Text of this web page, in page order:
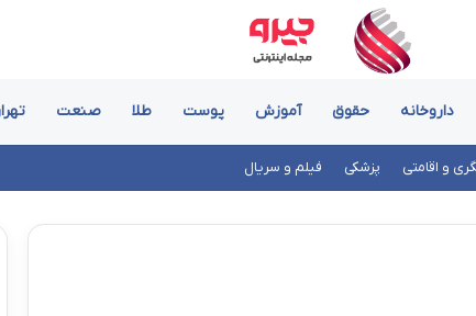
داروخانه حقوق آموزش پوست طلا صنعت
و اقامتی پزشکی فیلم و سریال